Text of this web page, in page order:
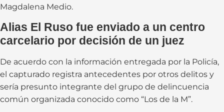
Magdalena Medio.
Alias El Ruso fue enviado a un centro
carcelario por decisión de un juez
De acuerdo con la información entregada por la Policía,
el capturado registra antecedentes por otros delitos y
sería presunto integrante del grupo de delincuencia
común organizada conocido como “Los de la M”.